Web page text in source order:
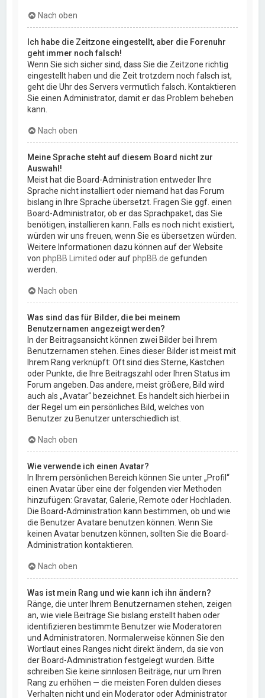
Nach oben
Ich habe die Zeitzone eingestellt, aber die Forenuhr
geht immer noch falsch!
Wenn Sie sich sicher sind, dass Sie die Zeitzone richtig
eingestellt haben und die Zeit trotzdem noch falsch ist,
geht die Uhr des Servers vermutlich falsch. Kontaktieren
Sie einen Administrator, damit er das Problem beheben
kann.
Nach oben
Meine Sprache steht auf diesem Board nicht zur
Auswahl!
Meist hat die Board-Administration entweder Ihre
Sprache nicht installiert oder niemand hat das Forum
bislang in Ihre Sprache übersetzt. Fragen Sie ggf. einen
Board-Administrator, ob er das Sprachpaket, das Sie
benötigen, installieren kann. Falls es noch nicht existiert,
würden wir uns freuen, wenn Sie es übersetzen würden.
Weitere Informationen dazu können auf der Website
vonphpBB Limited oder aufphpBB.de gefunden
werden.
Nach oben
Was sind das für Bilder, die bei meinem
Benutzernamen angezeigt werden?
In der Beitragsansicht können zwei Bilder bei Ihrem
Benutzernamen stehen. Eines dieser Bilder ist meist mit
Ihrem Rang verknüpft: Oft sind dies Sterne, Kästchen
oder Punkte, die Ihre Beitragszahl oder Ihren Status im
Forum angeben. Das andere, meist größere, Bild wird
auch als „Avatar“ bezeichnet. Es handelt sich hierbei in
der Regel um ein persönliches Bild, welches von
Benutzer zu Benutzer unterschiedlich ist.
Nach oben
Wie verwende ich einen Avatar?
In Ihrem persönlichen Bereich können Sie unter „Profil“
einen Avatar über eine der folgenden vier Methoden
hinzufügen: Gravatar, Galerie, Remote oder Hochladen.
Die Board-Administration kann bestimmen, ob und wie
die Benutzer Avatare benutzen können. Wenn Sie
keinen Avatar benutzen können, sollten Sie die Board-
Administration kontaktieren.
Nach oben
Was ist mein Rang und wie kann ich ihn ändern?
Ränge, die unter Ihrem Benutzernamen stehen, zeigen
an, wie viele Beiträge Sie bislang erstellt haben oder
identifizieren bestimmte Benutzer wie Moderatoren
und Administratoren. Normalerweise können Sie den
Wortlaut eines Ranges nicht direkt ändern, da sie von
der Board-Administration festgelegt wurden. Bitte
schreiben Sie keine sinnlosen Beiträge, nur um Ihren
Rang zu erhöhen — die meisten Foren dulden dieses
Verhalten nicht und ein Moderator oder Administrator